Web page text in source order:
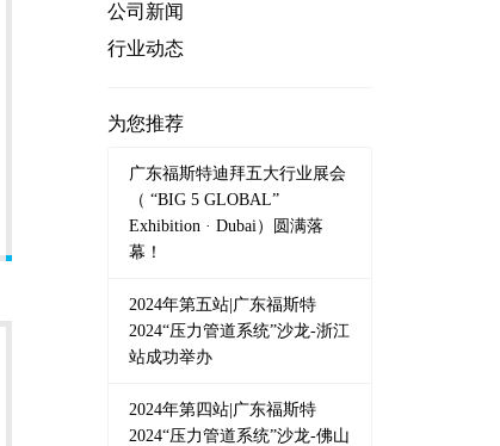
公司新闻
行业动态
为您推荐
广东福斯特迪拜五大行业展会
（ “BIG 5 GLOBAL”
Exhibition · Dubai）圆满落
幕！
2024年第五站|广东福斯特
2024“压力管道系统”沙龙-浙江
站成功举办
2024年第四站|广东福斯特
2024“压力管道系统”沙龙-佛山